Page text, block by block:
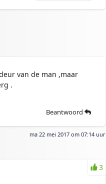
van de man ,maar
.
Beantwoord
ma 22 mei 2017 om 07:14 uur
3